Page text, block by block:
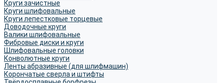
Круги зачистные
Круги шлифовальные
Круги лепестковые торцевые
Доводочные круги
Валики шлифовальные
Фибровые диски и круги
Шлифовальные головки
Конволютные круги
Ленты абразивные (для шлифмашин)
Корончатые сверла и штифты